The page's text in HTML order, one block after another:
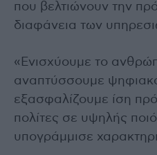
που βελτιώνουν την
διαφάνεια των
«Ενισχύουμε το
αναπτύσσουμε
εξασφαλίζουμε ίση
πολίτες σε υψηλής
υπογράμμισε